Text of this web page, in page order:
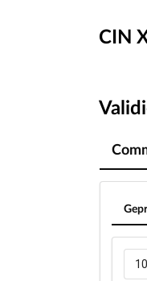
CIN